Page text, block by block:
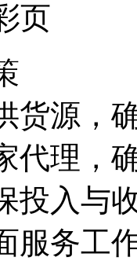
页
货源，
代理，
投入与
服务工